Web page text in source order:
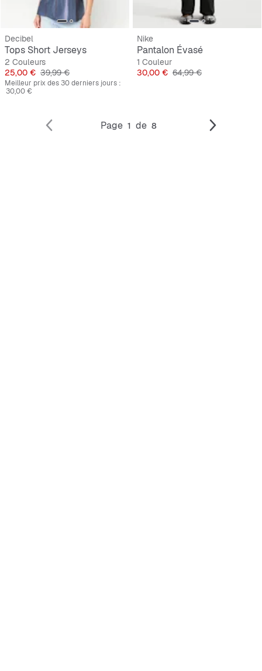
Decibel
Tops Short Jerseys
2 Couleurs
Prix
25,00 € Prix original
39,99 €
Meilleur prix des 30 derniers jours :
30,00 €
Nike
Pantalon Évasé
1 Couleur
Prix
30,00 € Prix original
64,99 €
Page 1 de 8